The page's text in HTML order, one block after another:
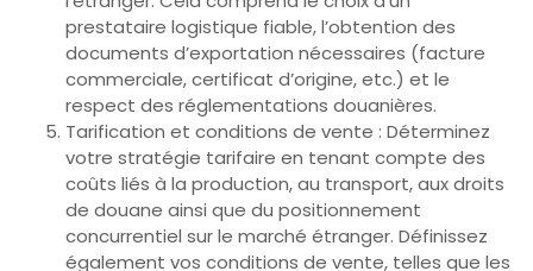
prestataire logistique fiable, l’obtention des
documents d’exportation nécessaires (facture
commerciale, certificat d’origine, etc.) et le
respect des réglementations douanières.
Tarification et conditions de vente : Déterminez
votre stratégie tarifaire en tenant compte des
coûts liés à la production, au transport, aux droits
de douane ainsi que du positionnement
concurrentiel sur le marché étranger. Définissez
également vos conditions de vente, telles que les